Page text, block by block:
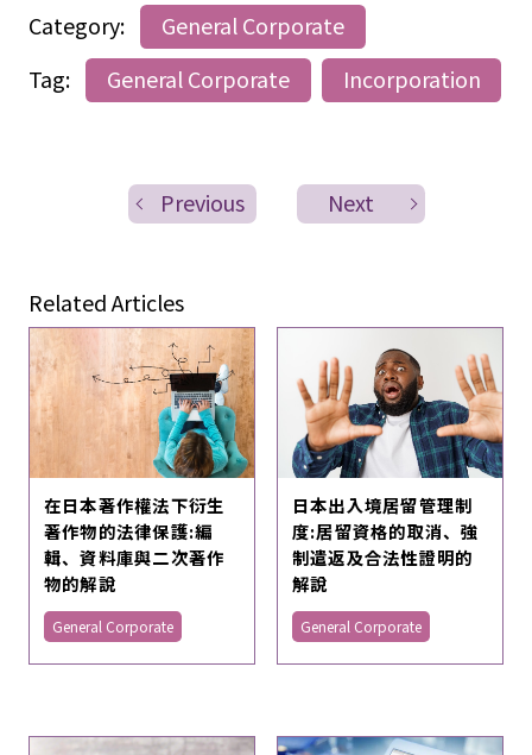
Category:
General Corporate
Tag:
General Corporate Incorporation
Previous Next
Related Articles
在日本著作權法下衍生
著作物的法律保護:編
輯、資料庫與二次著作
物的解說
General Corporate
日本出入境居留管理制
度:居留資格的取消、強
制遣返及合法性證明的
解說
General Corporate